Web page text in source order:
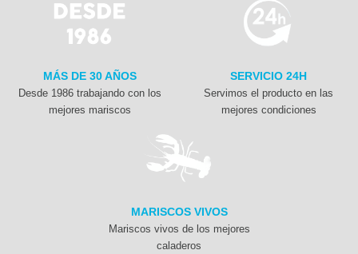
MÁS DE 30 AÑOS
Desde 1986 trabajando con los
mejores mariscos
SERVICIO 24H
Servimos el producto en las
mejores condiciones
MARISCOS VIVOS
Mariscos vivos de los mejores
caladeros